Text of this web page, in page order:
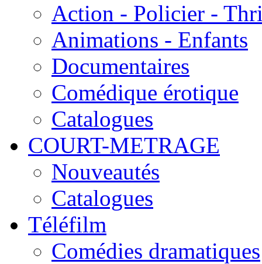
Action - Policier -
Animations - Enfants
Documentaires
Comédique érotique
Catalogues
COURT-METRAGE
Nouveautés
Catalogues
Téléfilm
Comédies dramatiques